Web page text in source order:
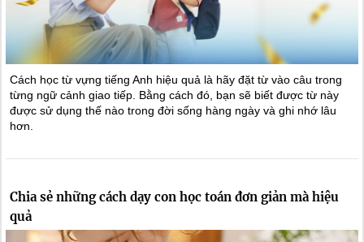
Cách học từ vựng tiếng Anh hiệu quả là hãy đặt từ vào câu trong
từng ngữ cảnh giao tiếp. Bằng cách đó, bạn sẽ biết được từ này
được sử dụng thế nào trong đời sống hàng ngày và ghi nhớ lâu
hơn.
Chia sẻ những cách dạy con học toán đơn giản mà hiệu
quả